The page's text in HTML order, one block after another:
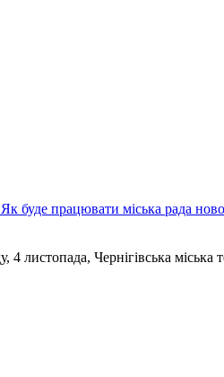
буде працювати міська рада
листопада, Чернігівська міська